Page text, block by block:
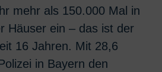
mehr als 150.000 Mal in
Häuser ein – das ist der
16 Jahren. Mit 28,6
in Bayern den